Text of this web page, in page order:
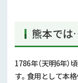
熊本で
1786年（天明6年）
す。食用として本